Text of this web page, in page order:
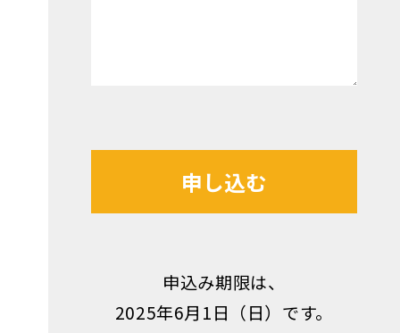
申し込む
申込み期限は、
2025年6月1日（日）です。